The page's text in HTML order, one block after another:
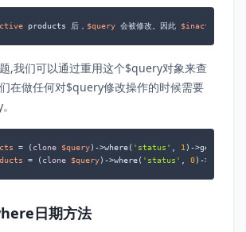
products 后， $query 会被修改。因此
,我们可以通过重用这个$query对象来查
在做任何对$query修改操作的时候需要
= ( clone $query)->where( 'status' , 1)->get();
= ( clone $query)->where( 'status' , 0)->get();
日期方法